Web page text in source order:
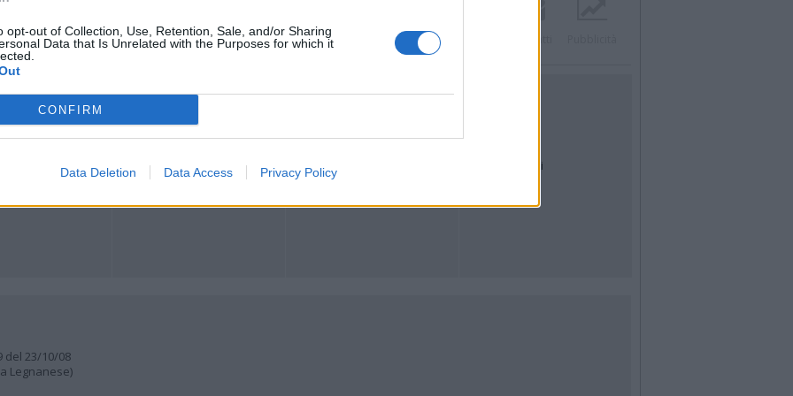
opt-out of Collection, Use, Retention, Sale, and/or Sharing
Data that Is Unrelated with the Purposes for which it
CONFIRM
Data Deletion Data Access Privacy Policy
Registrati Redazione Invia notizia Feed RSS Facebook Twitter
Animali
Articoli più letti
del 23/10/08
Legnanese)